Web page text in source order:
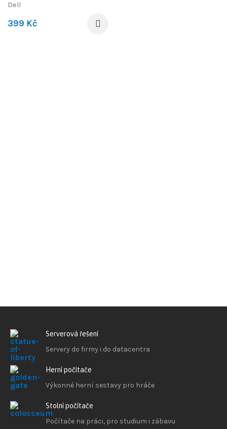
Dell
399 Kč
Serverová řešení
Servery do firmy i do datacentra
Herní počítače
Výkonné herní sestavy pro hráče
Stolní počítače
Počítače na práci, pro studium i zábavu